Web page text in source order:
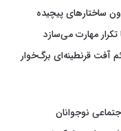
ساختارهای پیچیده
مهارت می‌سازد
آفت قرنطینه‌ای برگ‌خوار
نوجوانان